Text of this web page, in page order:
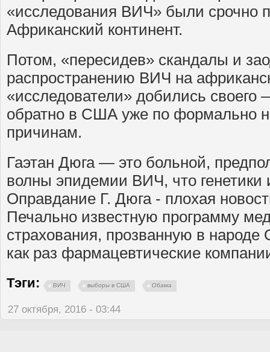
«исследования ВИЧ» были срочно
Африканский континент.
Потом, «пересидев» скандалы и
распространению ВИЧ на
«исследователи» добились
обратно в США уже по формально
причинам.
Гаэтан Дюга — это больной,
волны эпидемии ВИЧ, что генетики
Оправдание Г. Дюга - плохая
Печально известную программу
страхования, прозванную в
как раз фармацевтические
Тэги: ВИЧ выборы в США Обама
27 октября, 2016 - 03:44